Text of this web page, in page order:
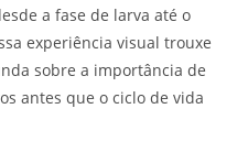
a fase de larva até o
experiência visual trouxe
sobre a importância de
antes que o ciclo de vida